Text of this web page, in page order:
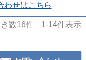
わせはこちら
数16件 1-14件表示